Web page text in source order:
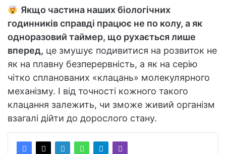
Якщо частина наших біологічних
годинників справді працює не по колу, а як
одноразовий таймер, що рухається лише
вперед, це змушує подивитися на розвиток не
як на плавну безперервність, а як на серію
чітко спланованих «клацань» молекулярного
механізму. І від точності кожного такого
клацання залежить, чи зможе живий організм
взагалі дійти до дорослого стану.